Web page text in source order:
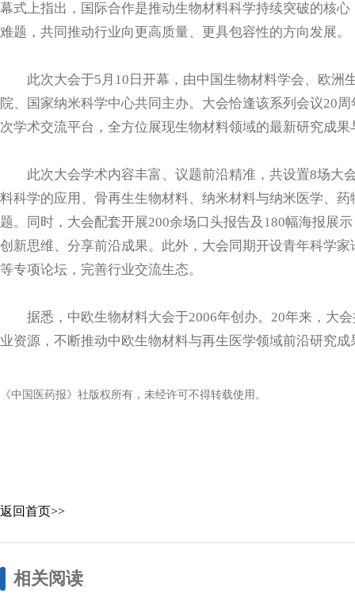
幕式上指出，国际合作是推动生物材料科学持续突破的核
难题，共同推动行业向更高质量、更具包容性的方向发展。
此次大会于5月10日开幕，由中国生物材料学会、欧洲
院、国家纳米科学中心共同主办。大会恰逢该系列会议20
次学术交流平台，全方位展现生物材料领域的最新研究成果
此次大会学术内容丰富、议题前沿精准，共设置8场大
料科学的应用、骨再生生物材料、纳米材料与纳米医学、
题。同时，大会配套开展200余场口头报告及180幅海报展
创新思维、分享前沿成果。此外，大会同期开设青年科学
等专项论坛，完善行业交流生态。
据悉，中欧生物材料大会于2006年创办。20年来，大
业资源，不断推动中欧生物材料与再生医学领域前沿研究成
《中国医药报》社版权所有，未经许可不得转载使用。
返回首页>>
相关阅读